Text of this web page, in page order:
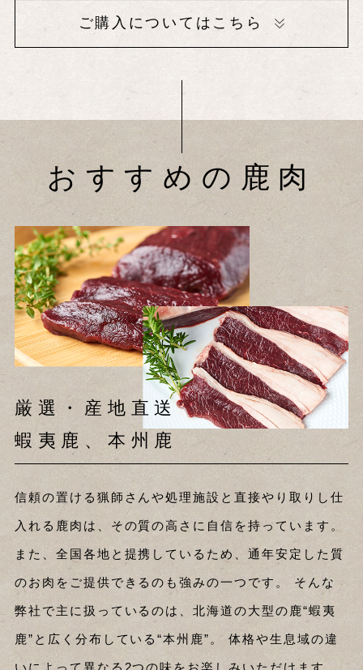
ご購入についてはこちら
おすすめの鹿肉
厳選・産地直送
蝦夷鹿、本州鹿
信頼の置ける猟師さんや処理施設と直接やり取りし仕
入れる鹿肉は、その質の高さに自信を持っています。
また、全国各地と提携しているため、通年安定した質
のお肉をご提供できるのも強みの一つです。 そんな
弊社で主に扱っているのは、北海道の大型の鹿“蝦夷
鹿”と広く分布している“本州鹿”。 体格や生息域の違
いによって異なる2つの味をお楽しみいただけます。